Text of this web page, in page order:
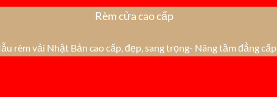
Rèm cửa cao cấp
rèm vải Nhật Bản cao cấp, đẹp, sang trọng- Nâng tầm đẳng cấp